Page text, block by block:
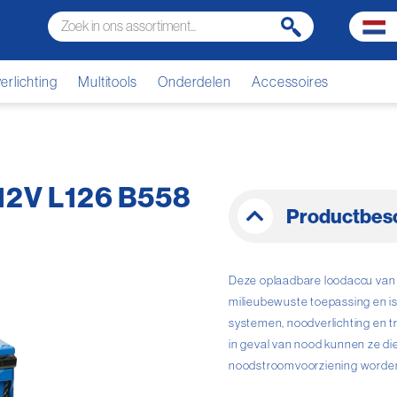
Multitools Onderdelen Accessoires
Deze oplaadbare loodaccu
milieubewuste toepassing en
systemen, noodverlichting en
in geval van nood kunnen ze
noodstroomvoorziening
L126 B558